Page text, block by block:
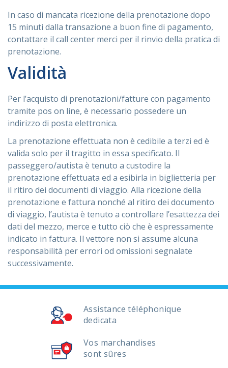
In caso di mancata ricezione della prenotazione dopo
15 minuti dalla transazione a buon fine di pagamento,
contattare il call center merci per il rinvio della pratica di
prenotazione.
Validità
Per l’acquisto di prenotazioni/fatture con pagamento
tramite pos on line, è necessario possedere un
indirizzo di posta elettronica.
La prenotazione effettuata non è cedibile a terzi ed è
valida solo per il tragitto in essa specificato. Il
passeggero/autista è tenuto a custodire la
prenotazione effettuata ed a esibirla in biglietteria per
il ritiro dei documenti di viaggio. Alla ricezione della
prenotazione e fattura nonché al ritiro dei documento
di viaggio, l’autista è tenuto a controllare l’esattezza dei
dati del mezzo, merce e tutto ciò che è espressamente
indicato in fattura. Il vettore non si assume alcuna
responsabilità per errori od omissioni segnalate
successivamente.
Assistance téléphonique
dedicata
Vos marchandises
sont sûres